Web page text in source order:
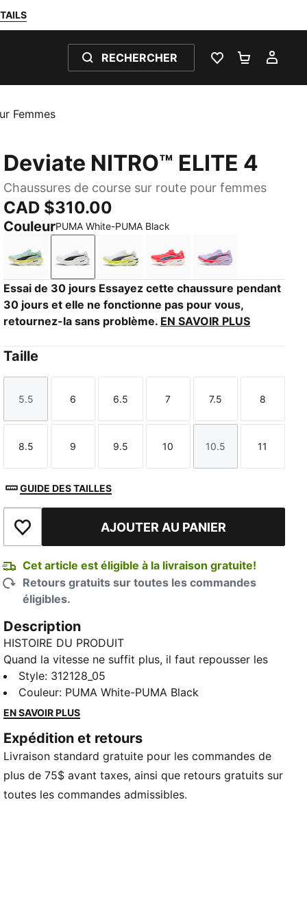
RECHERCHER
LISTE DEPANIER 0
Femmes
Deviate NITRO™ ELITE 4
Chaussures de course sur route pour femmes
CAD $310.00
CouleurPUMA White-PUMA Black
Fresh Water-Lemon Crush-PUMA Black
PUMA White-PUMA Black
PUMA White-Apple Spritz-Lux Lime
Ultra Red-Inky Depths-
Light Lavender-
Essai de 30 jours Essayez cette chaussure pendant
30 jours et elle ne fonctionne pas pour vous,
retournez-la sans problème. EN SAVOIR PLUS
Taille
Taille
5.5
Taille
6
Taille
6.5
Taille
7
Taille
7.5
Taille
8
Taille
8.5
Taille
9
Taille
9.5
Taille
10
Taille
10.5
Taille
11
GUIDE DES TAILLES
Ajouter à la liste de souhaits
AJOUTER AU PANIER
Cet article est éligible à la livraison gratuite!
Retours gratuits sur toutes les commandes
éligibles.
Description
HISTOIRE DU PRODUIT
Quand la vitesse ne suffit plus, il faut repousser les
limites. La Deviate NITRO™ Elite 4 est conçue pour les
jours de compétition : ces moments où chaque
seconde compte. La semelle intercalaire
haut niveau pour une vitesse inégalée, tandis qu’une
PWRPLATE restructurée oriente toute l’énergie vers
l’avant. 12 % plus légère que la précédente version, la
Deviate Elite 4 vous permettra de rester léger, rapide
Style: 312128_05
Couleur: PUMA White-PUMA Black
EN SAVOIR PLUS
Expédition et retours
Livraison standard gratuite pour les commandes de
plus de 75$ avant taxes, ainsi que retours gratuits sur
toutes les commandes admissibles.